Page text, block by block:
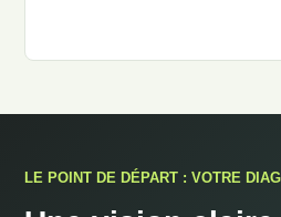
LE POINT DE DÉPART : VOTRE